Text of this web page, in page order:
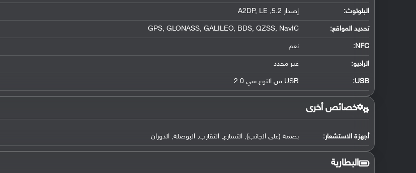
البلوتوث: إصدار 5.2, A2DP, LE
تحديد المواقع:
GPS, GLONASS, GALILEO, BDS, QZSS, NavIC
NFC
: نعم
الراديو: غير محدد
USB
: USB من النوع سي 2.0
خصائص أخرى
أجهزة الاستشعار: بصمة (على الجانب), التسارع, التقارب, البوصلة, الدوران
البطارية